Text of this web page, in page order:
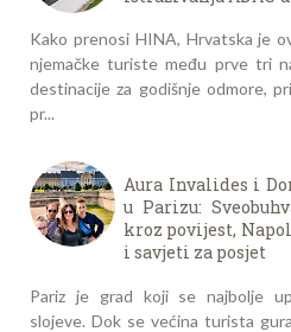
Kako prenosi HINA, Hrvatska je
njemačke turiste među prve tri
destinacije za godišnje odmore,
pr...
Aura Invalides i
u Parizu:
kroz povijest,
i savjeti za posjet
Pariz je grad koji se najbolje
slojeve. Dok se većina turista